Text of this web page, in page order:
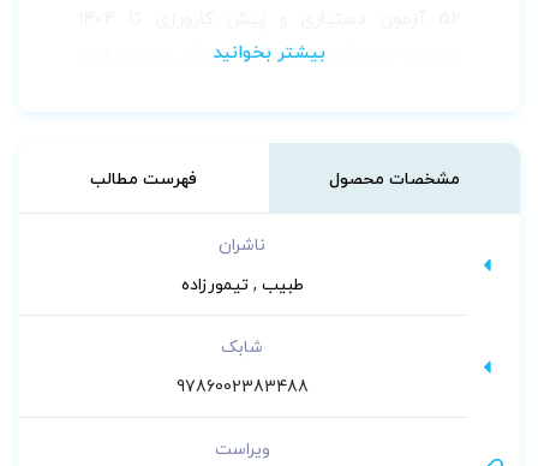
ویراست دهم اثر ادوارد ج. وینگ و فرد ج. اسچیفمن
مشخصات محصول فهرست مطالب
ناشران
طبیب ,تیمورزاده
شابک
9786002383488
ویراست